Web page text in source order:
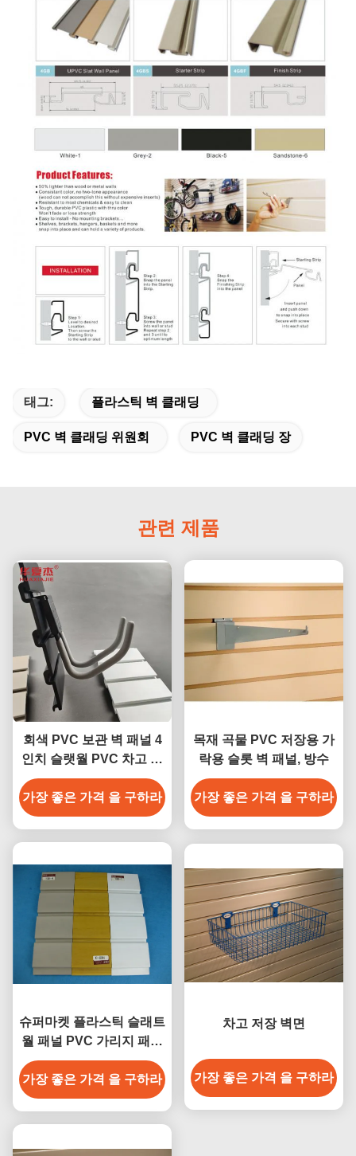
태그: 플라스틱 벽 클래딩
PVC 벽 클래딩 위원회 PVC 벽 클래딩 장
관련 제품
회색 PVC 보관 벽 패널 4
인치 슬랫월 PVC 차고 패
널
가장 좋은 가격 을 구하라
목재 곡물 PVC 저장용 가
락용 슬롯 벽 패널, 방수
가장 좋은 가격 을 구하라
슈퍼마켓 플라스틱 슬래트
월 패널 PVC 가리지 패널
방수
가장 좋은 가격 을 구하라
차고 저장 벽면
가장 좋은 가격 을 구하라